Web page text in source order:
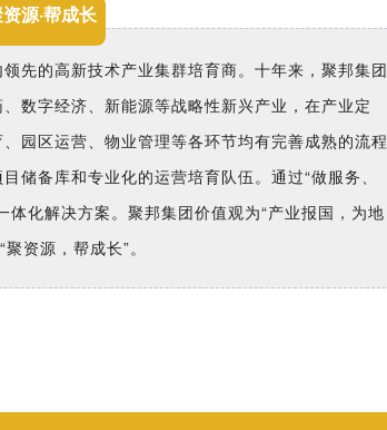
源·帮成长
先的高新技术产业集群培育商。十年来，聚邦集团
数字经济、新能源等战略性新兴产业，在产业定
园区运营、物业管理等各环节均有完善成熟的流程
储备库和专业化的运营培育队伍。 通过“做服务、
化解决方案。聚邦集团价值观为“产业报国，为地
资源，帮成长”。